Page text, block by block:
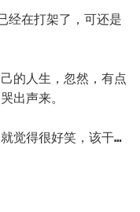
拖了班级后腿。我知
受这个现实。全疆位
半天回不过神，回过
还能报啥啊？之前想
大、中科大、南大之
吧，离梦校近一点。
强基687，高考完还
计掉到强基了，还认
经在打架了，可还是
的人生，忽然，有点
出声来。
觉得很好笑，该干嘛
事情干好，干好，干